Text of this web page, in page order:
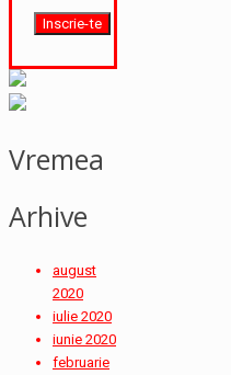
Vremea
Arhive
august
2020
iulie 2020
iunie 2020
februarie